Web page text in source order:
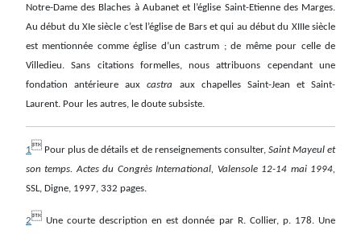
Notre-Dame des Blaches à Aubanet et l’église Saint-Etienne des Marges.
Au début du XIe siècle c’est l’église de Bars et qui au début du XIIIe siècle
est mentionnée comme église d’un castrum ; de même pour celle de
Villedieu. Sans citations formelles, nous attribuons cependant une
fondation antérieure auxcastra
aux chapelles Saint-Jean et Saint-
Laurent. Pour les autres, le doute subsiste.
1 Pour plus de détails et de renseignements consulter, Saint Mayeul et
son temps. Actes du Congrès International, Valensole 12-14 mai 1994,
SSL, Digne, 1997, 332 pages.
2 Une courte description en est donnée par R. Collier, p. 178. Une